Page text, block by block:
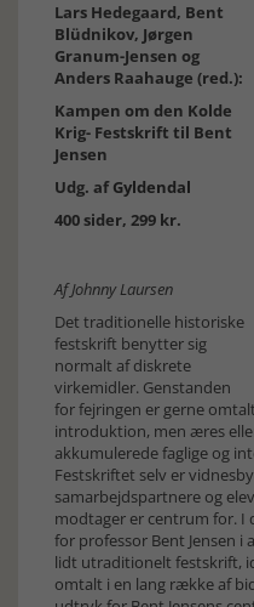
Lars Hedegaard, Bent
Blüdnikov, Jørgen
Granum-Jensen og
Anders Raahauge (red.):
Kampen om den Kolde
Krig- Festskrift til Bent
Jensen
Udg. afGyldendal
400 sider, 299 kr.
Af Johnny Laursen
Det traditionelle historiske
festskrift benytter sig
normalt af diskrete
virkemidler. Genstanden
for fejringen er gerne
introduktion, men æres
akkumulerede faglige og
Festskriftet selv er
samarbejdspartnere og
modtager er centrum for. I
for professor Bent Jensen i
lidt utraditionelt festskrift,
omtalt i en lang række af